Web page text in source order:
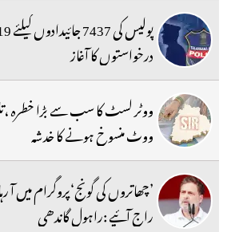
درخواستوں کا آغاز
ووٹ منسوخ ہونے کا خدشہ
’چھاتروں کی گونج‘پروگرام میں
راج آئیے :راہول گاندھی